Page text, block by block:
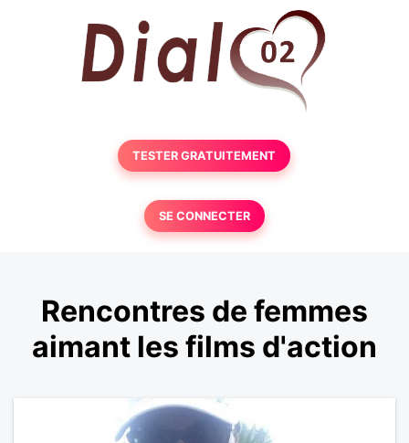
TESTER GRATUITEMENT
SE CONNECTER
Rencontres de femmes
aimant les films d'action